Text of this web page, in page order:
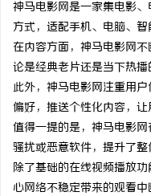
神马电影网是一家集电影
方式，适配手机、电脑、
在内容方面，神马电影网
论是经典老片还是当下热
此外，神马电影网注重用
偏好，推送个性化内容，让
值得一提的是，神马电影
骚扰或恶意软件，提升了整
除了基础的在线视频播放
心网络不稳定带来的观看